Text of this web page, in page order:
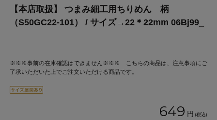
【本店取扱】 つまみ細工用ちりめん 柄
（S50GC22-101） / サイズ→22＊22mm 06Bj99_
※※※事前の在庫確認はできません※※※ こちらの商品は、注意事項にご
了承いただいた上でご注文いただける商品です。
649 円 (税込)